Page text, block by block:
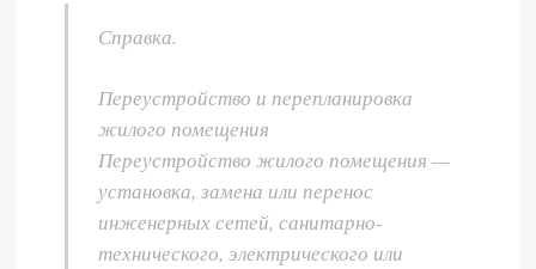
Справка.
Переустройство и перепланировка
жилого помещения
Переустройство жилого помещения —
установка, замена или перенос
инженерных сетей, санитарно-
технического, электрического или